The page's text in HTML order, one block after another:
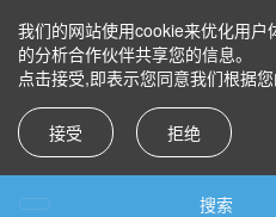
我们的网站使用cookie来优化用
的分析合作伙伴共享您的信息。
点击接受,即表示您同意我们根据您
接受 拒绝
搜索